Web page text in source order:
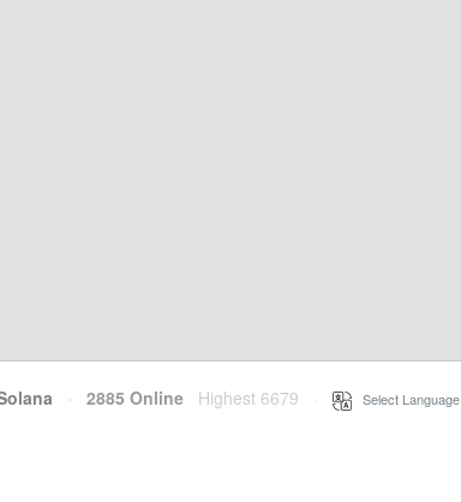
· 2885 Online Highest 6679 Select Language